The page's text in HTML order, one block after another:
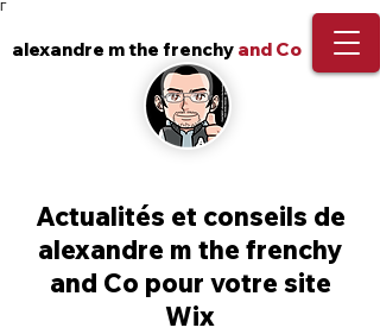
Γ
alexandre m the frenchy and Co
Actualités et conseils de
alexandre m the frenchy
and Co pour votre site
Wix